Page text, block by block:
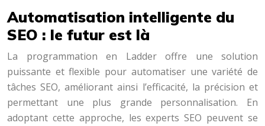
Automatisation intelligente du
SEO : le futur est là
La programmation en Ladder offre une solution
puissante et flexible pour automatiser une variété de
tâches SEO, améliorant ainsi l’efficacité, la précision et
permettant une plus grande personnalisation. En
adoptant cette approche, les experts SEO peuvent se